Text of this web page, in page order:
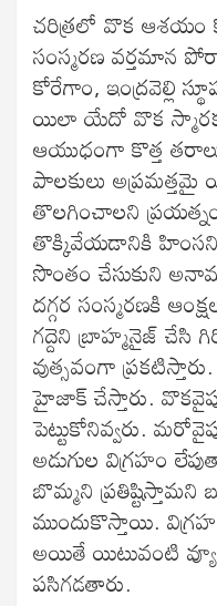
చరిత్రలో వొక ఆశయం
సంస్మరణ వర్తమాన
కోరేగాం, ఇంద్రవెల్లి
యిలా యేదో వొక
ఆయుధంగా కొత్త
పాలకులు అప్రమత్తమై
తొలగించాలని ప్రయత్నం
తొక్కివేయడానికి
సొంతం చేసుకుని
దగ్గర సంస్మరణకి
గద్దెని బ్రాహ్మనైజ్
వుత్సవంగా
హైజాక్ చేస్తారు.
పెట్టుకోనివ్వరు.
అడుగుల విగ్రహం
బొమ్మని ప్రతిష్టిస్తామని
ముందుకొస్తాయి.
అయితే యిటువంటి
పసిగడతారు.